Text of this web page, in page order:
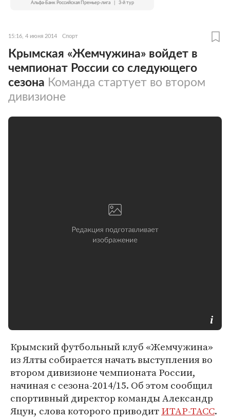
Альфа-Банк Российская Премьер-лига 3-й тур
15:16, 4 июня 2014 Спорт
Крымская «Жемчужина» войдет в
чемпионат России со следующего
сезона Команда стартует во втором
дивизионе
Крымский футбольный клуб «Жемчужина»
из Ялты собирается начать выступления во
втором дивизионе чемпионата России,
начиная с сезона-2014/15. Об этом сообщил
спортивный директор команды Александр
Яцун, слова которого приводитИТАР-ТАСС.